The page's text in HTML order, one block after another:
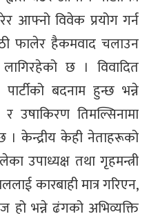
आफ्नो विवेक प्रयोग गर्न
फालेर हैकमवाद चलाउन
छ । विवादित
बदनाम हुन्छ भन्ने
उषाकिरण तिमल्सिनामा
। केन्द्रीय केही नेताहरूको
उपाध्यक्ष तथा गृहमन्त्री
कारबाही मात्र गरिएन,
हो भन्ने ढंगको अभिव्यक्ति